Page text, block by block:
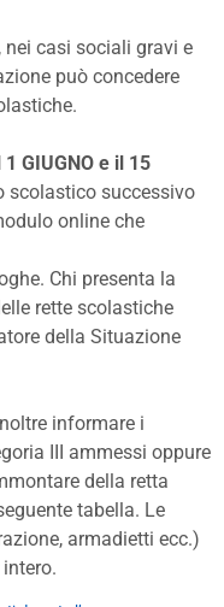
nei casi sociali gravi e
può concedere
GIUGNO e il 15
scolastico successivo
online che
Chi presenta la
rette scolastiche
della Situazione
informare i
III ammessi oppure
della retta
tabella. Le
armadietti ecc.)